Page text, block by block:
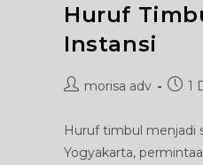
Huruf
Instansi
Postmorisa adv
Post1
Huruf timbul menjadi
Yogyakarta,